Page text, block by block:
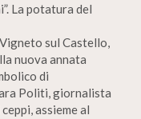
La potatura del
sul Castello,
nuova annata
di
Politi, giornalista
assieme al